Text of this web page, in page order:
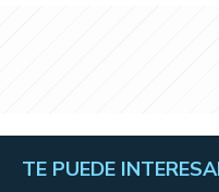
TE PUEDE